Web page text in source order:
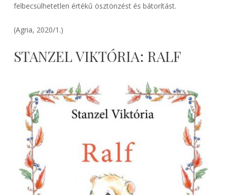
felbecsülhetetlen értékű ösztönzést és bátorítást.
(Agria, 2020/1.)
STANZEL VIKTÓRIA: RALF